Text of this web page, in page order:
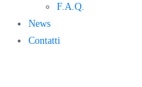
F.A.Q.
News
Contatti